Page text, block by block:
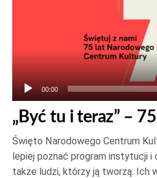
00:00
„Być tu i teraz” –
Święto Narodowego Centrum
lepiej poznać program instytucji i
także ludzi, którzy ją tworzą. Ich